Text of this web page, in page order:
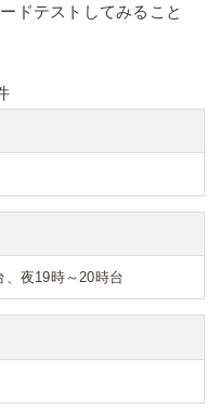
ドテストしてみること
、夜19時～20時台